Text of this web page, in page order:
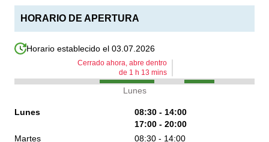
HORARIO DE APERTURA
Horario establecido el 03.07.2026
Cerrado ahora, abre dentro
de 1 h 13 mins
Lunes
Lunes
08:30 - 14:00
17:00 - 20:00
Martes
08:30 - 14:00